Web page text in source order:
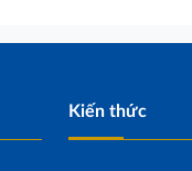
Kiến thức